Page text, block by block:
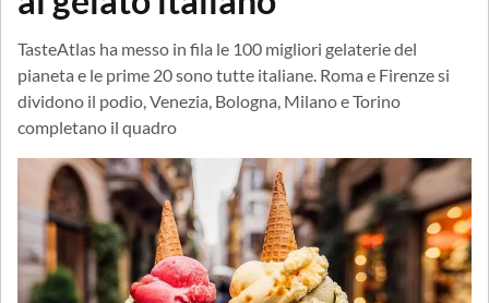
TasteAtlas ha messo in fila le 100 migliori gelaterie del
pianeta e le prime 20 sono tutte italiane. Roma e Firenze si
dividono il podio, Venezia, Bologna, Milano e Torino
completano il quadro